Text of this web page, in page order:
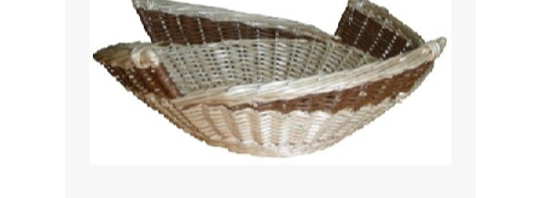
AJOUTER AU DEVIS